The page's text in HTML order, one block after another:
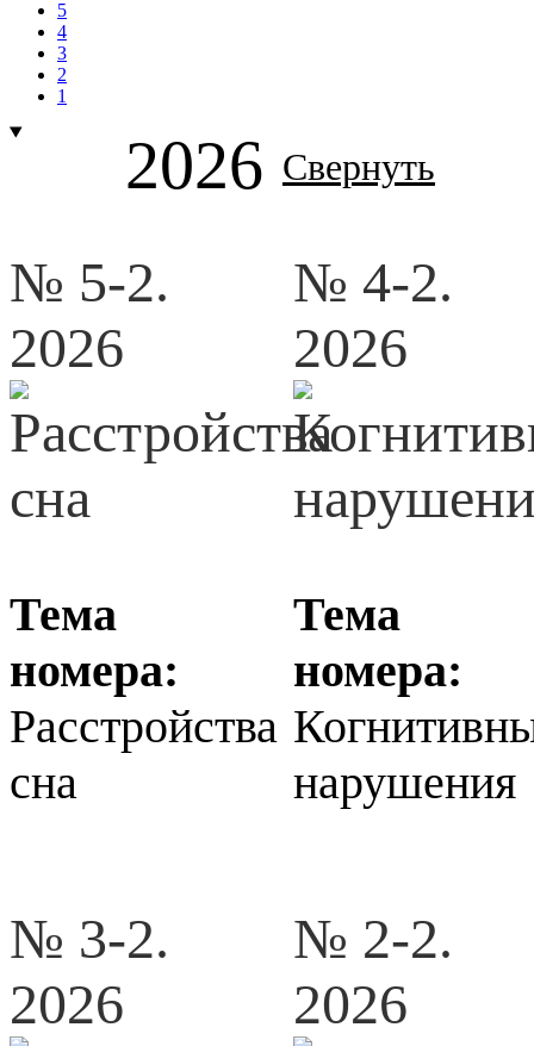
5
4
3
2
1
2026 Свернуть
№ 5-2.
2026
Тема
номера:
Расстройства
сна
№ 4-2.
2026
Тема
номера:
нарушения
№ 3-2.
2026
№ 2-2.
2026